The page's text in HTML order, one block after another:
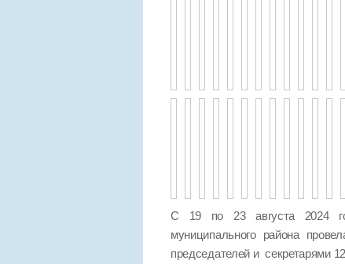
С 19 по 23 августа 2024
муниципального района
председателей и секретарями